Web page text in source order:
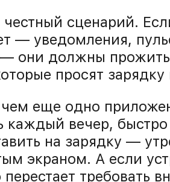
сценарий.
— уведомления,
— они должны
просят
еще одно
каждый вечер,
на зарядку —
экраном. А если
требовать